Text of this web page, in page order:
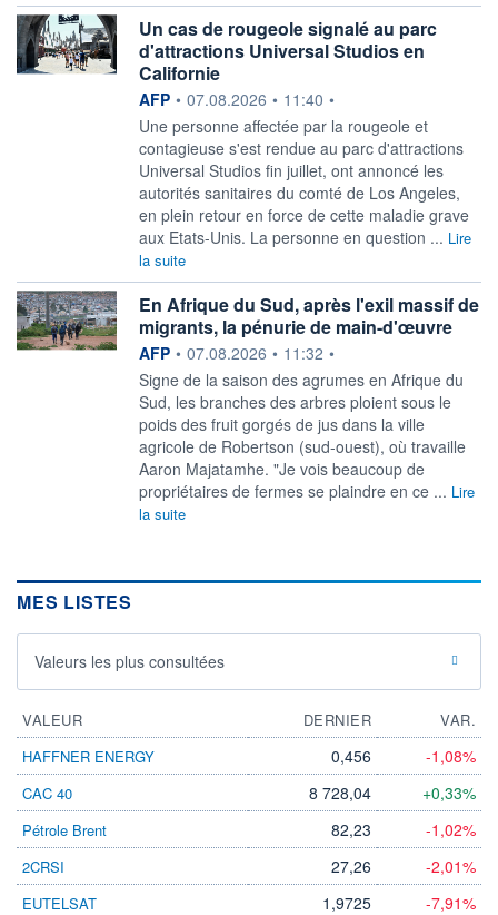
Un cas de rougeole signalé au parc
d'attractions Universal Studios en
Californie
information fournie par
AFP • 07.08.2026 • 11:40 •
Une personne affectée par la rougeole et
contagieuse s'est rendue au parc d'attractions
Universal Studios fin juillet, ont annoncé les
autorités sanitaires du comté de Los Angeles,
en plein retour en force de cette maladie grave
aux Etats-Unis. La personne en question ... Lire
la suite
En Afrique du Sud, après l'exil massif de
migrants, la pénurie de main-d'œuvre
information fournie par
AFP • 07.08.2026 • 11:32 •
Signe de la saison des agrumes en Afrique du
Sud, les branches des arbres ploient sous le
poids des fruit gorgés de jus dans la ville
agricole de Robertson (sud-ouest), où travaille
Aaron Majatamhe. "Je vois beaucoup de
propriétaires de fermes se plaindre en ce ... Lire
la suite
MES LISTES
Valeurs les plus consultées
VALEUR DERNIER
VAR.
HAFFNER ENERGY
0,456 -1,08%
CAC 40 8 728,04 +0,33%
Pétrole Brent 82,23 -1,02%
2CRSI 27,26 -2,01%
EUTELSAT 1,9725 -7,91%